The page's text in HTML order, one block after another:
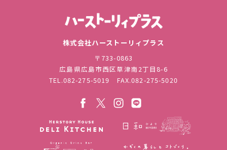
株式会社ハーストーリィプラス
〒733-0863
広島県広島市西区草津南2丁目8-6
TEL.082-275-5019 FAX.082-275-5020